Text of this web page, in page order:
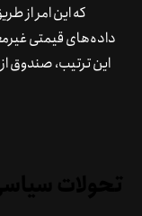
که این امر از
داده‌های قیمتی
این ترتیب، صندوق